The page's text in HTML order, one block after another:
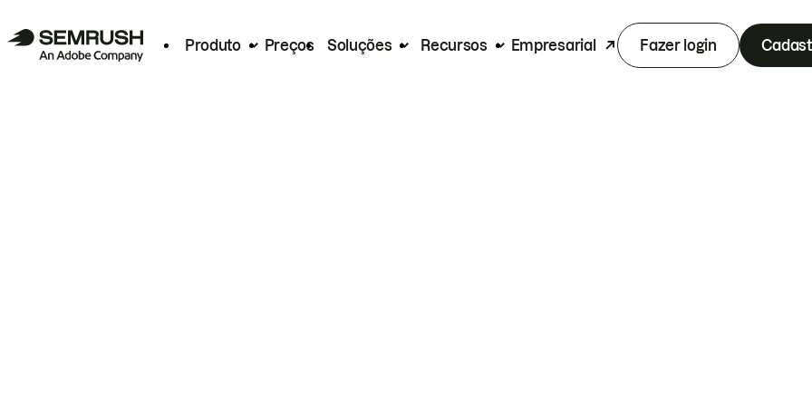
Produto Preços Soluções Recursos Empresarial Fazer login